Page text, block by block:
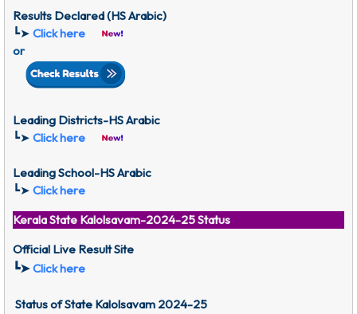
Results Declared (HS Arabic)
┗➤ Click here
or
Leading Districts-HSArabic
┗➤ Click here
Leading School-HSArabic
┗➤ Click here
Kerala State Kalolsavam-2024-25 Status
Official Live Result Site
┗➤Click here
Status ofState Kalolsavam 2024-25